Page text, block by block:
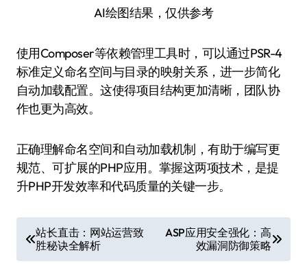
AI绘图结果，仅供参考
使用Composer等依赖管理工具时，可以通过PSR-4
标准定义命名空间与目录的映射关系，进一步简化
自动加载配置。这使得项目结构更加清晰，团队协
作也更为高效。
正确理解命名空间和自动加载机制，有助于编写更
规范、可扩展的PHP应用。掌握这两项技术，是提
升PHP开发效率和代码质量的关键一步。
章
站长直击：网站运营致
胜秘诀全解析
ASP应用安全强化：高
效漏洞防御策略